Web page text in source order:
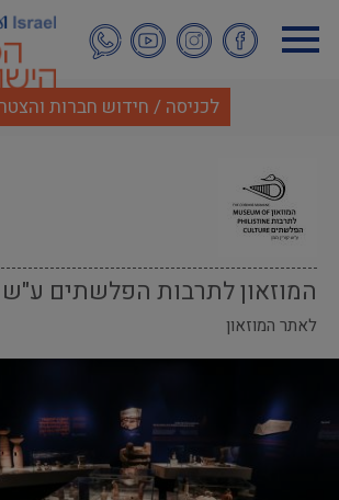
לתוכן
העיקרי
לכניסה / חידוש חברות
המוזאון לתרבות הפלשתים ע"ש
לאתר המוזאון